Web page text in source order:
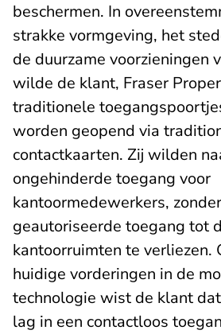
beschermen. In
strakke vormgeving, het
de duurzame voorzieningen
wilde de klant, Fraser
traditionele
worden geopend via
contactkaarten. Zij wilden
ongehinderde toegang voor
kantoormedewerkers,
geautoriseerde toegang tot
kantoorruimten te verliezen.
huidige vorderingen in de
technologie wist de klant
lag in een contactloos